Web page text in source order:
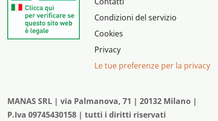
Condizioni del servizio
Cookies
Privacy
Le tue preferenze per la privacy
MANAS SRL | via Palmanova, 71 | 20132 Milano |
P.Iva 09745430158 | tutti i diritti riservati